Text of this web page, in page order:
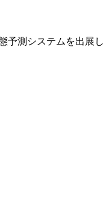
予測システムを出展し